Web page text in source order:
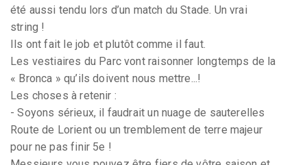
été aussi tendu lors d’un match du Stade. Un vrai
string !
Ils ont fait le job et plutôt comme il faut.
Les vestiaires du Parc vont raisonner longtemps de la
« Bronca » qu’ils doivent nous mettre...!
Les choses à retenir :
- Soyons sérieux, il faudrait un nuage de sauterelles
Route de Lorient ou un tremblement de terre majeur
pour ne pas finir 5e !